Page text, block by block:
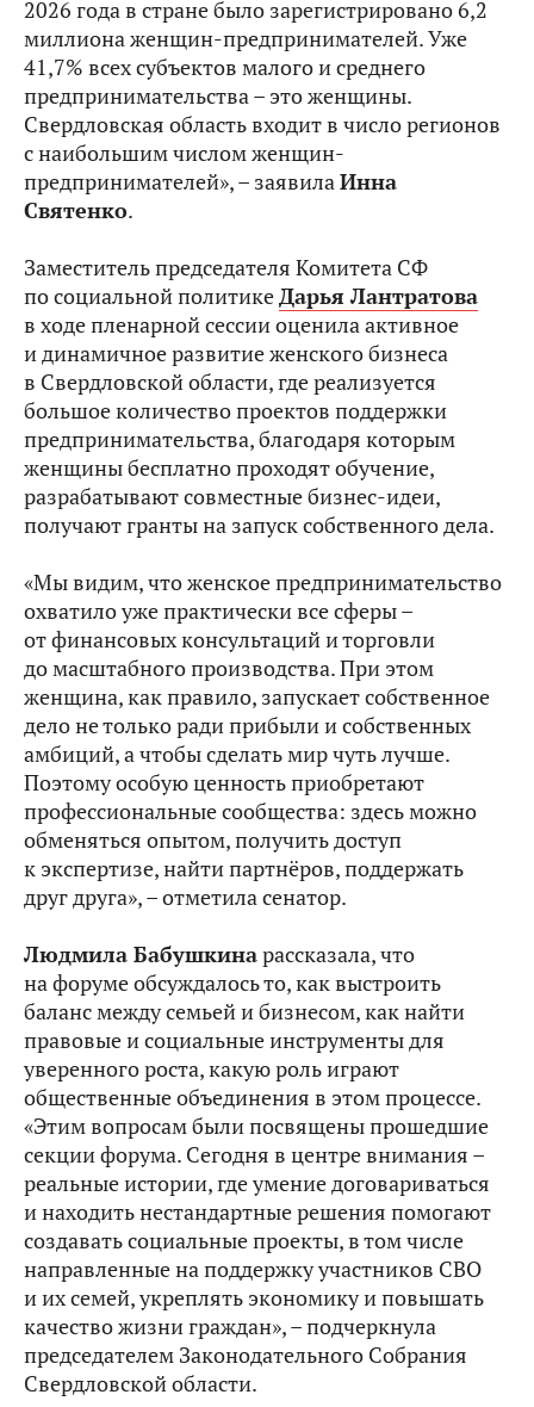
2026 года в стране было зарегистрировано 6,2
миллиона женщин-предпринимателей. Уже
41,7% всех субъектов малого и среднего
предпринимательства – это женщины.
Свердловская область входит в число регионов
с наибольшим числом женщин-
предпринимателей», – заявилаИнна
Святенко.
Заместитель председателя Комитета СФ
по социальной политикеДарья Лантратова
в ходе пленарной сессии оценила активное
и динамичное развитие женского бизнеса
в Свердловской области, где реализуется
большое количество проектов поддержки
предпринимательства, благодаря которым
женщины бесплатно проходят обучение,
разрабатывают совместные бизнес-идеи,
получают гранты на запуск собственного дела.
«Мы видим, что женское предпринимательство
охватило уже практически все сферы –
от финансовых консультаций и торговли
до масштабного производства. При этом
женщина, как правило, запускает собственное
дело не только ради прибыли и собственных
амбиций, а чтобы сделать мир чуть лучше.
Поэтому особую ценность приобретают
профессиональные сообщества: здесь можно
обменяться опытом, получить доступ
к экспертизе, найти партнёров, поддержать
друг друга», – отметила сенатор.
Людмила Бабушкинарассказала, что
на форуме обсуждалось то, как выстроить
баланс между семьей и бизнесом, как найти
правовые и социальные инструменты для
уверенного роста, какую роль играют
общественные объединения в этом процессе.
«Этим вопросам были посвящены прошедшие
секции форума. Сегодня в центре внимания –
реальные истории, где умение договариваться
и находить нестандартные решения помогают
создавать социальные проекты, в том числе
направленные на поддержку участников СВО
и их семей, укреплять экономику и повышать
качество жизни граждан», – подчеркнула
председателем Законодательного Собрания
Свердловской области.